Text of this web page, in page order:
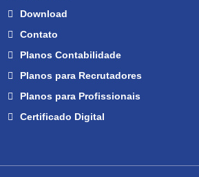
Download
Contato
Planos Contabilidade
Planos para Recrutadores
Planos para Profissionais
Certificado Digital